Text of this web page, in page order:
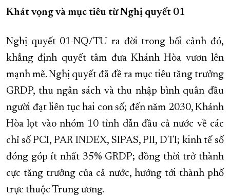
Khát vọng và mục tiêu từ Nghị quyết 01
Nghị quyết 01-NQ/TU ra đời trong bối cảnh đó,
khẳng định quyết tâm đưa Khánh Hòa vươn lên
mạnh mẽ. Nghị quyết đã đề ra mục tiêu tăng trưởng
GRDP, thu ngân sách và thu nhập bình quân đầu
người đạt liên tục hai con số; đến năm 2030, Khánh
Hòa lọt vào nhóm 10 tỉnh dẫn đầu cả nước về các
chỉ số PCI, PAR INDEX, SIPAS, PII, DTI; kinh tế số
đóng góp ít nhất 35% GRDP; đồng thời trở thành
cực tăng trưởng của cả nước, hướng tới thành phố
trực thuộc Trung ương.